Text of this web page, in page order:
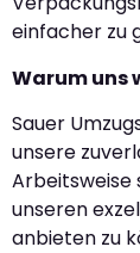
einfacher zu
Warum uns
Sauer
unsere
Arbeitsweise
unseren
anbieten zu